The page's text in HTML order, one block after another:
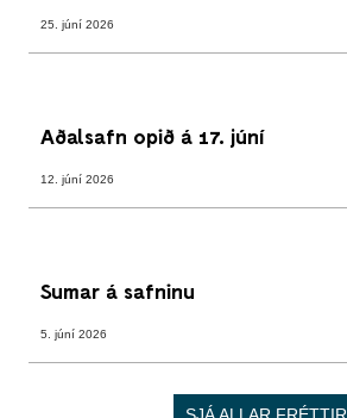
25. júní 2026
Aðalsafn opið á 17. júní
12. júní 2026
Sumar á safninu
5. júní 2026